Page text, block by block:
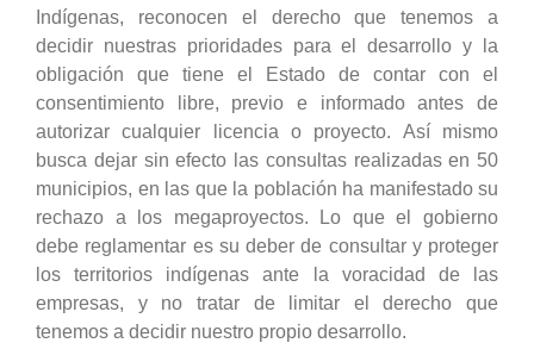
Indígenas, reconocen el derecho que tenemos a
decidir nuestras prioridades para el desarrollo y la
obligación que tiene el Estado de contar con el
consentimiento libre, previo e informado antes de
autorizar cualquier licencia o proyecto. Así mismo
busca dejar sin efecto las consultas realizadas en 50
municipios, en las que la población ha manifestado su
rechazo a los megaproyectos. Lo que el gobierno
debe reglamentar es su deber de consultar y proteger
los territorios indígenas ante la voracidad de las
empresas, y no tratar de limitar el derecho que
tenemos a decidir nuestro propio desarrollo.